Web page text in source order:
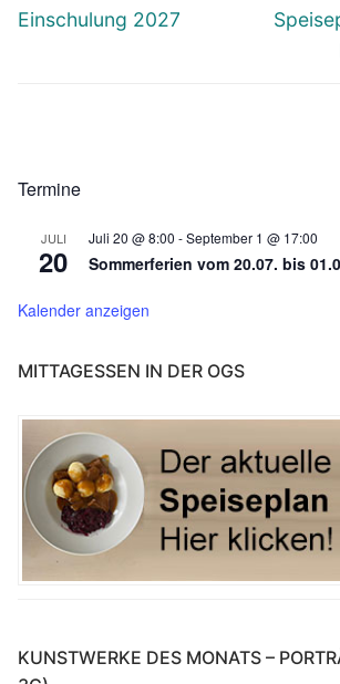
Vorheriger
Einschulung 2027
Termine
JULI
20
Juli 20 @ 8:00 -September 1 @ 17:00
Sommerferien vom 20.07. bis
Kalender anzeigen
MITTAGESSEN IN DER OGS
KUNSTWERKE DES MONATS –